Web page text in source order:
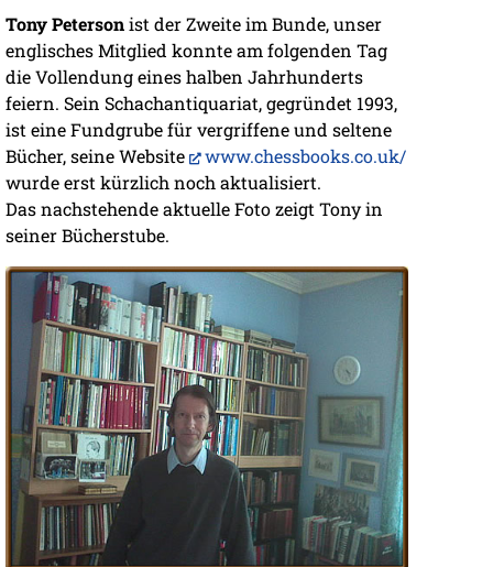
Tony Petersonist der Zweite im Bunde, unser
englisches Mitglied konnte am folgenden Tag
die Vollendung eines halben Jahrhunderts
feiern. Sein Schachantiquariat, gegründet 1993,
ist eine Fundgrube für vergriffene und seltene
Bücher, seine Website
www.chessbooks.co.uk/
wurde erst kürzlich noch aktualisiert.
Das nachstehende aktuelle Foto zeigt Tony in
seiner Bücherstube.